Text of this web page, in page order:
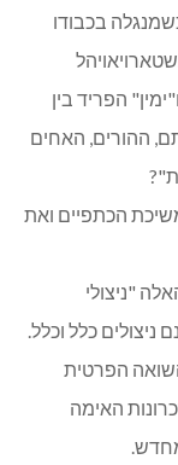
בכבודו
הפריד בין
ההורים, האחים
הכתפיים ואת
"ניצולי
כלל וכלל.
הפרטית
האימה